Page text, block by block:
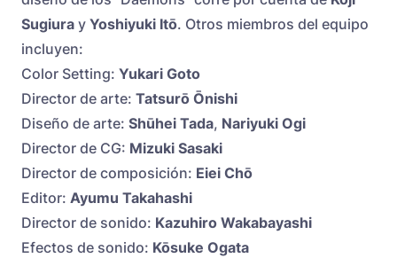
Sugiura y Yoshiyuki Itō. Otros miembros del equipo
incluyen:
Color Setting: Yukari Goto
Director de arte: Tatsurō Ōnishi
Diseño de arte: Shūhei Tada, Nariyuki Ogi
Director de CG: Mizuki Sasaki
Director de composición: Eiei Chō
Editor: Ayumu Takahashi
Director de sonido: Kazuhiro Wakabayashi
Efectos de sonido: Kōsuke Ogata